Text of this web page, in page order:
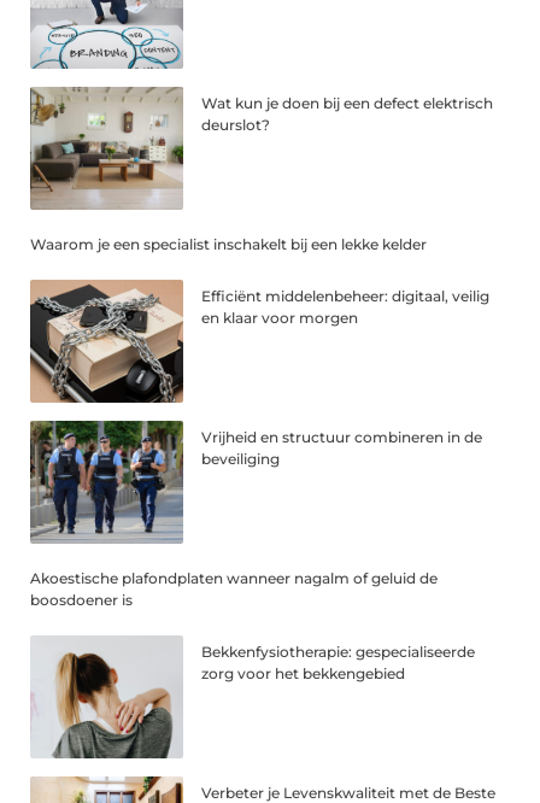
Wat kun je doen bij een defect elektrisch
deurslot?
Waarom je een specialist inschakelt bij een lekke kelder
Efficiënt middelenbeheer: digitaal, veilig
en klaar voor morgen
Vrijheid en structuur combineren in de
beveiliging
Akoestische plafondplaten wanneer nagalm of geluid de
boosdoener is
Bekkenfysiotherapie: gespecialiseerde
zorg voor het bekkengebied
Verbeter je Levenskwaliteit met de Beste